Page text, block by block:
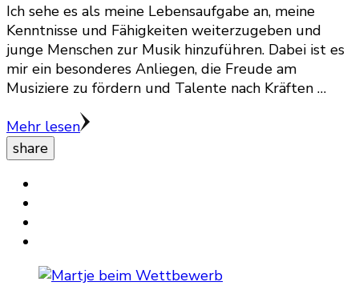
Ich sehe es als meine Lebensaufgabe an, meine
Kenntnisse und Fähigkeiten weiterzugeben und
junge Menschen zur Musik hinzuführen. Dabei ist es
mir ein besonderes Anliegen, die Freude am
Musiziere zu fördern und Talente nach Kräften …
Mehr lesen
share